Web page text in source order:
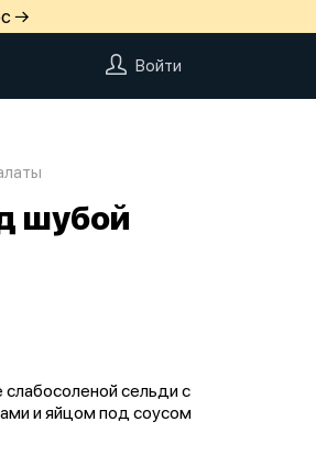
→
Войти
шубой
сельди с
и яйцом под соусом